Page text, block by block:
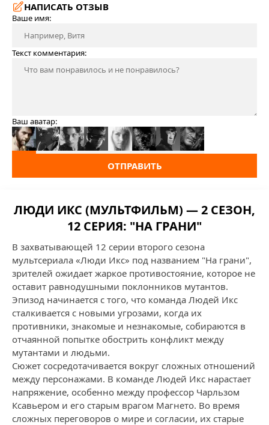
НАПИСАТЬ ОТЗЫВ
Ваше имя:
Текст комментария:
Ваш аватар:
ОТПРАВИТЬ
ЛЮДИ ИКС (МУЛЬТФИЛЬМ) — 2 СЕЗОН,
12 СЕРИЯ: "НА ГРАНИ"
В захватывающей 12 серии второго сезона
мультсериала «Люди Икс» под названием "На грани",
зрителей ожидает жаркое противостояние, которое не
оставит равнодушными поклонников мутантов.
Эпизод начинается с того, что команда Людей Икс
сталкивается с новыми угрозами, когда их
противники, знакомые и незнакомые, собираются в
отчаянной попытке обострить конфликт между
мутантами и людьми.
Сюжет сосредотачивается вокруг сложных отношений
между персонажами. В команде Людей Икс нарастает
напряжение, особенно между профессор Чарльзом
Ксавьером и его старым врагом Магнето. Во время
сложных переговоров о мире и согласии, их старые